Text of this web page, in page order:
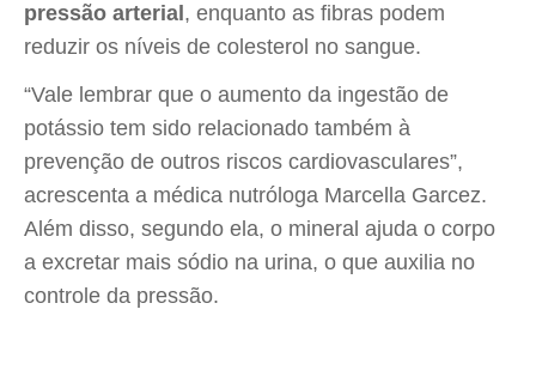
pressão arterial , enquanto as fibras podem
reduzir os níveis de colesterol no sangue.
“Vale lembrar que o aumento da ingestão de
potássio tem sido relacionado também à
prevenção de outros riscos cardiovasculares”,
acrescenta a médica nutróloga Marcella Garcez.
Além disso, segundo ela, o mineral ajuda o corpo
a excretar mais sódio na urina, o que auxilia no
controle da pressão.